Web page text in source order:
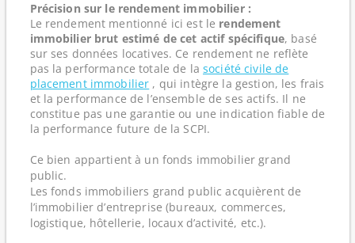
Précision sur le rendement immobilier :
Le rendement mentionné ici est le rendement
immobilier brut estimé de cet actif spécifique, basé
sur ses données locatives. Ce rendement ne reflète
pas la performance totale de la société civile de
placement immobilier , qui intègre la gestion, les frais
et la performance de l’ensemble de ses actifs. Il ne
constitue pas une garantie ou une indication fiable de
la performance future de la SCPI.
Ce bien appartient à un fonds immobilier grand
public.
Les fonds immobiliers grand public acquièrent de
l’immobilier d’entreprise (bureaux, commerces,
logistique, hôtellerie, locaux d’activité, etc.).